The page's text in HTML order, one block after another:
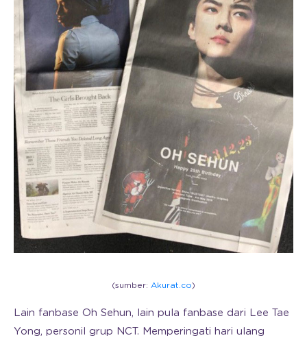
(sumber: Akurat.co)
Lain fanbase Oh Sehun, lain pula fanbase dari Lee Tae
Yong, personil grup NCT. Memperingati hari ulang